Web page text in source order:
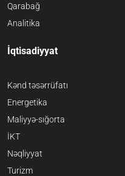
Qarabağ
Analitika
İqtisadiyyat
Kənd təsərrüfatı
Energetika
Maliyyə-sığorta
İKT
Nəqliyyat
Turizm